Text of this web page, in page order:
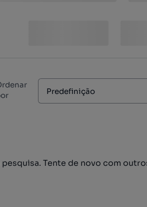
Predefinição
Tente de novo com